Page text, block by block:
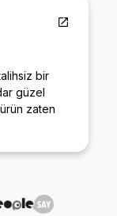
bir
güzel
zaten